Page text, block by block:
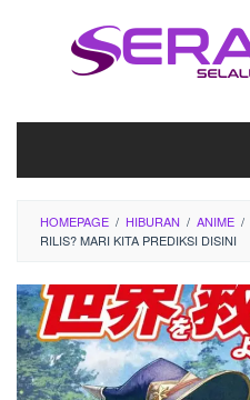
HOMEPAGE / HIBURAN / ANIME /
RILIS? MARI KITA PREDIKSI DISINI